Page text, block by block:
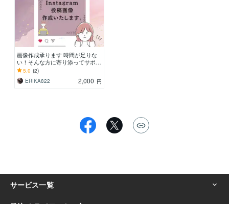
画像作成承ります 時間が足りな
い！そんな方に寄り添ってサポー
トをします。
5.0 (2)
ERIKA822
2,000 円